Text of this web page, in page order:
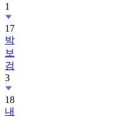
1
17
박
보
검
3
18
내